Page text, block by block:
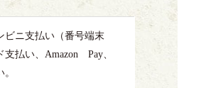
ビニ支払い（番号端末
払い、Amazon Pay、